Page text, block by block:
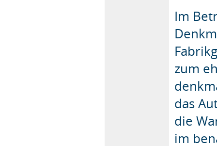
Im
zum
das
die
im